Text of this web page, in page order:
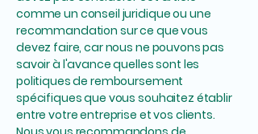
comme un conseil juridique ou une
recommandation sur ce que vous
devez faire, car nous ne pouvons pas
savoir à l'avance quelles sont les
politiques de remboursement
spécifiques que vous souhaitez établir
entre votre entreprise et vos clients.